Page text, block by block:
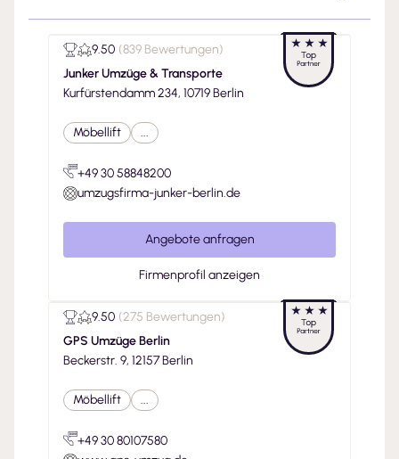
9.50 (839 Bewertungen)
Junker Umzüge & Transporte
Kurfürstendamm 234, 10719 Berlin
Möbellift ...
+49 30 58848200
umzugsfirma-junker-berlin.de
Angebote anfragen
Firmenprofil anzeigen
9.50 (275 Bewertungen)
GPS Umzüge Berlin
Beckerstr. 9, 12157 Berlin
Möbellift ...
+49 30 80107580